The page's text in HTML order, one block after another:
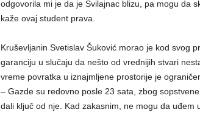
odgovorila mi je da je Svilajnac blizu, pa mogu da
kaže ovaj student prava.
Kruševljanin Svetislav Šuković morao je kod svog
garanciju u slučaju da nešto od vrednijih stvari
vreme povratka u iznajmljene prostorije je
– Gazde su redovno posle 23 sata, zbog
dali ključ od nje. Kad zakasnim, ne mogu da